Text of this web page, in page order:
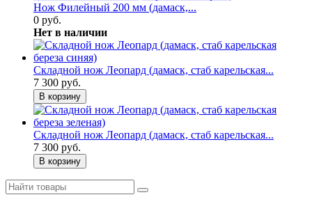
Нож Филейный 200 мм (дамаск,...
0 руб.
Нет в наличии
Складной нож Леопард (дамаск, стаб карельская...
7 300 руб.
В корзину
Складной нож Леопард (дамаск, стаб карельская...
7 300 руб.
В корзину